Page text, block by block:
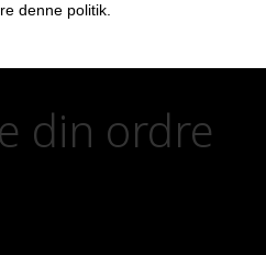
denne politik.
din ordre